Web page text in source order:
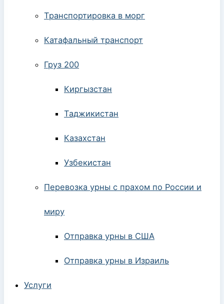
Транспортировка в морг
Катафальный транспорт
Груз 200
Киргызстан
Таджикистан
Казахстан
Узбекистан
Перевозка урны с прахом по России и
миру
Отправка урны в США
Отправка урны в Израиль
Услуги